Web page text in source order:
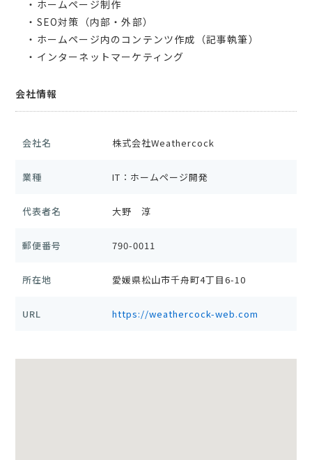
・ホームページ制作
・SEO対策（内部・外部）
・ホームページ内のコンテンツ作成（記事執筆）
・インターネットマーケティング
会社情報
会社名 株式会社Weathercock
業種 IT：ホームページ開発
代表者名 大野 淳
郵便番号 790-0011
所在地 愛媛県松山市千舟町4丁目6-10
URL https://weathercock-web.com